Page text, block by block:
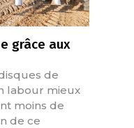
grâce aux
de
labour mieux
moins de
de ce